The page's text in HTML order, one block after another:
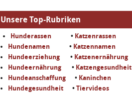
Unsere Top-Rubriken
Hunderassen • Katzenrassen
Hundenamen
• Katzennamen
Hundeerziehung • Katzenernährung
Hundeernährung • Katzengesundheit
Hundeanschaffung • Kaninchen
Hundegesundheit • Tiervideos